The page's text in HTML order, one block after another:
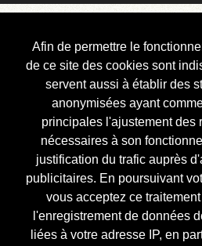
Afin de permettre le
de ce site des cookies sont
servent aussi à établir des
anonymisées ayant
principales l'ajustement des
nécessaires à son
justification du trafic auprès
publicitaires. En poursuivant
vous acceptez ce
l'enregistrement de données
liées à votre adresse IP, en
Courbis, « LE »
Blog Officiel
Bienvenue
Réalisations
Divers (et d’été)
Annonces
Liens externes